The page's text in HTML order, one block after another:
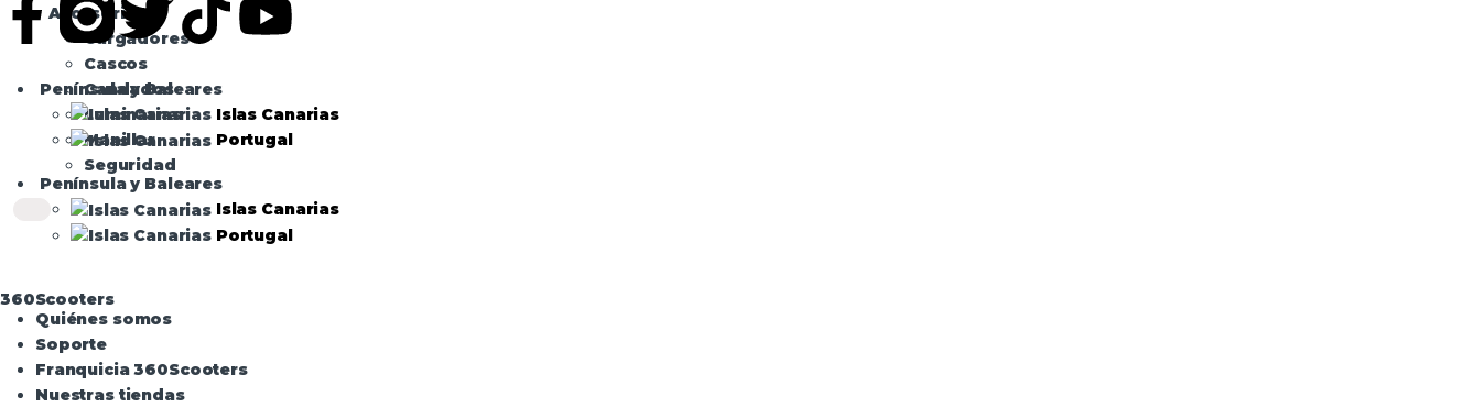
Accesorios
Cargadores
Cascos
Candados
Luminarias
Manillar
Seguridad
Península y Baleares
Islas Canarias
Portugal
Península y Baleares
Islas Canarias
Portugal
360Scooters
Quiénes somos
Soporte
Franquicia 360Scooters
Nuestras tiendas